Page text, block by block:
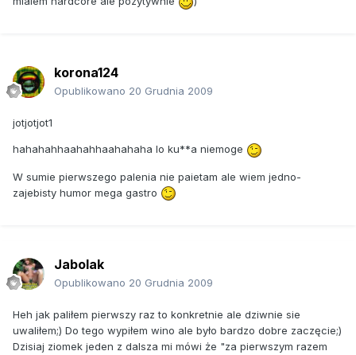
korona124
Opublikowano 20 Grudnia 2009
jotjotjot1
hahahahhaahahhaahahaha lo ku**a niemoge
W sumie pierwszego palenia nie paietam ale wiem jedno-
zajebisty humor mega gastro
Jabolak
Opublikowano 20 Grudnia 2009
Heh jak paliłem pierwszy raz to konkretnie ale dziwnie sie
uwaliłem;) Do tego wypiłem wino ale było bardzo dobre zaczęcie;)
Dzisiaj ziomek jeden z dalsza mi mówi że "za pierwszym razem